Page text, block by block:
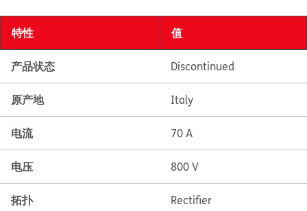
特性 值
产品状态 Discontinued
原产地 Italy
电流 70 A
电压 800 V
拓扑 Rectifier